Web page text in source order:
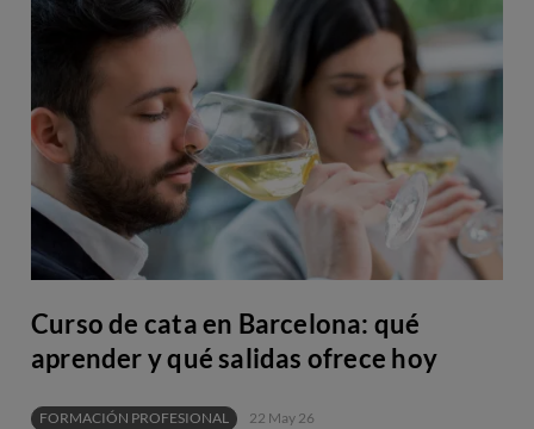
Curso de cata en Barcelona: qué
aprender y qué salidas ofrece hoy
FORMACIÓN PROFESIONAL 22 May 26